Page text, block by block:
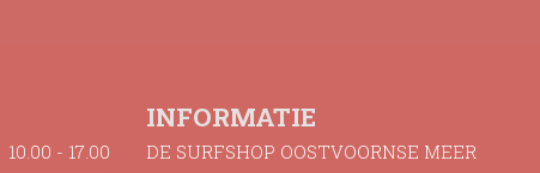
10.00 - 17.00
INFORMATIE
DE SURFSHOP OOSTVOORNSE MEER